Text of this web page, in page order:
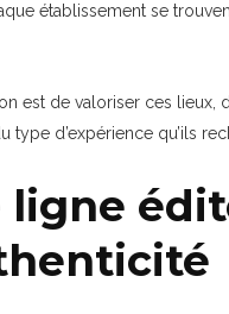
établissement se
est de valoriser ces lieux,
type d’expérience qu’ils
ligne